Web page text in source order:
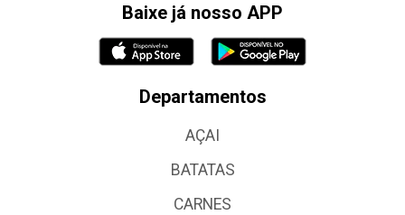
Baixe já nosso APP
Departamentos
AÇAI
BATATAS
CARNES